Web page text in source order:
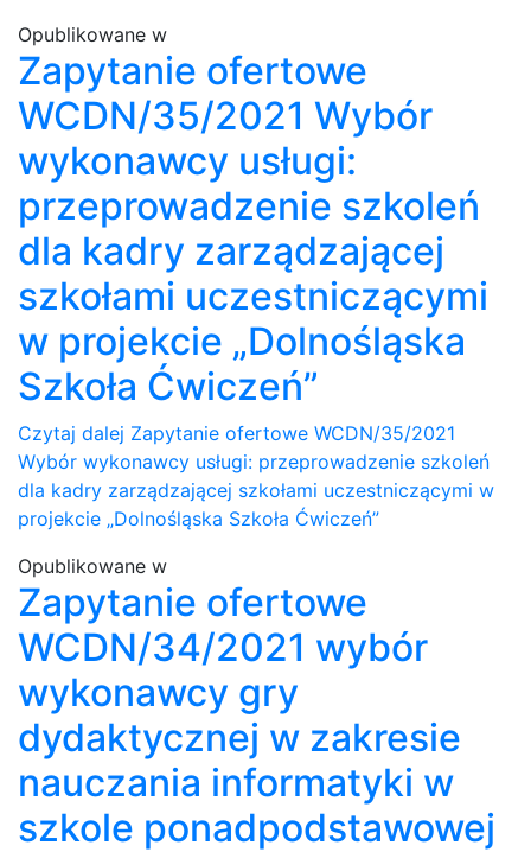
Opublikowane w
Zapytanie ofertowe
WCDN/35/2021 Wybór
wykonawcy usługi:
przeprowadzenie szkoleń
dla kadry zarządzającej
szkołami uczestniczącymi
w projekcie „Dolnośląska
Szkoła Ćwiczeń”
Czytaj dalej Zapytanie ofertowe WCDN/35/2021
Wybór wykonawcy usługi: przeprowadzenie szkoleń
dla kadry zarządzającej szkołami uczestniczącymi w
projekcie „Dolnośląska Szkoła Ćwiczeń”
Opublikowane w
Zapytanie ofertowe
WCDN/34/2021 wybór
wykonawcy gry
dydaktycznej w zakresie
nauczania informatyki w
szkole ponadpodstawowej